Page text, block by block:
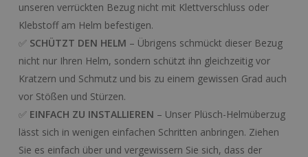
unseren verrückten Bezug nicht mit Klettverschluss oder
Klebstoff am Helm befestigen.
✅ SCHÜTZT DEN HELM – Übrigens schmückt dieser Bezug
nicht nur Ihren Helm, sondern schützt ihn gleichzeitig vor
Kratzern und Schmutz und bis zu einem gewissen Grad auch
vor Stößen und Stürzen.
✅ EINFACH ZU INSTALLIEREN – Unser Plüsch-Helmüberzug
lässt sich in wenigen einfachen Schritten anbringen. Ziehen
Sie es einfach über und vergewissern Sie sich, dass der